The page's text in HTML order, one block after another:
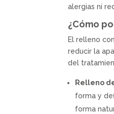
alergias ni
¿Cómo
El relleno
reducir la
del
Relleno
forma y
forma